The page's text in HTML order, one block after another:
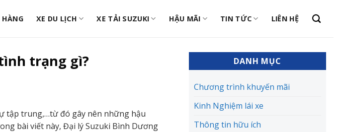
HÀNG XE DU LỊCH XE TẢI SUZUKI HẬU MÃI TIN TỨC LIÊN HỆ
trạng gì?
tập trung,…từ đó gây nên những hậu
bài viết này, Đại lý Suzuki Bình Dương
DANH MỤC
Chương trình khuyến mãi
Kinh Nghiệm lái xe
Thông tin hữu ích